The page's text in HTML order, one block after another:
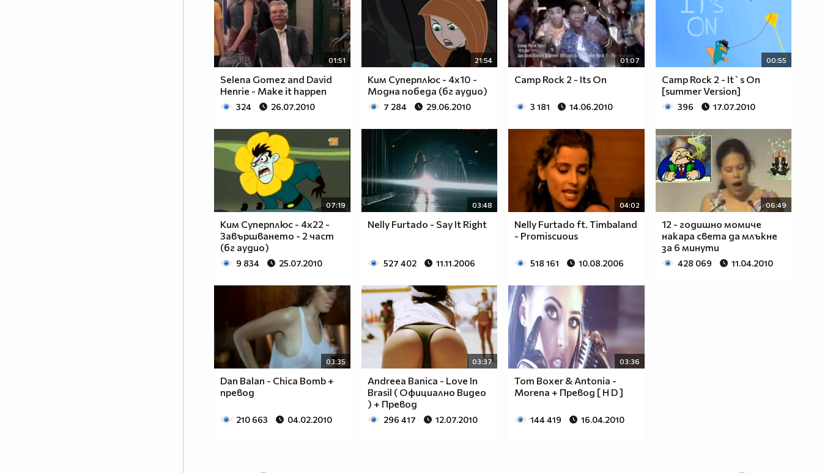
01:51
Selena Gomez and David
Henrie - Make it happen
324 26.07.2010
21:54
Ким Суперплюс - 4x10 -
Модна победа (бг аудио)
7 284 29.06.2010
01:07
Camp Rock 2 - Its On
3 181 14.06.2010
00:55
Camp Rock 2 - It`s On
[summer Version]
396 17.07.2010
07:19
Ким Суперплюс - 4x22 -
Завършването - 2 част
(бг аудио)
9 834 25.07.2010
03:48
Nelly Furtado - Say It Right
527 402 11.11.2006
04:02
Nelly Furtado ft. Timbaland
- Promiscuous
518 161 10.08.2006
06:49
12 - годишно момиче
накара света да млъкне
за 6 минути
428 069 11.04.2010
03:35
Dan Balan - Chica Bomb +
превод
210 663 04.02.2010
03:37
Andreea Banica - Love In
Brasil ( Официално Видео
) + Превод
296 417 12.07.2010
03:36
Tom Boxer & Antonia -
Morena + Превод [ H D ]
144 419 16.04.2010